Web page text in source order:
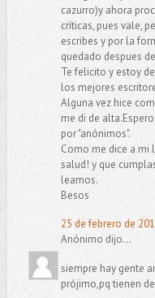
cazurro)y ahora
críticas, pues vale,
escribes y por la
quedado despues
Te felicito y estoy
los mejores
Alguna vez hice
me di de
por "anónimos".
Como me dice a mi
salud! y que
leamos.
Besos
25 de febrero de
Anónimo dijo...
siempre hay gente
prójimo,pq tienen